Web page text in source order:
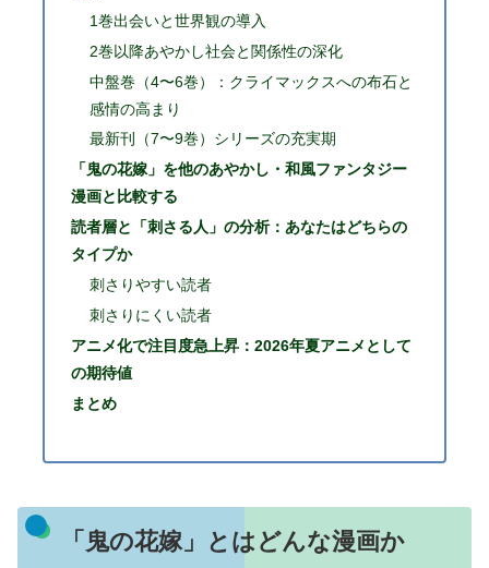
1巻出会いと世界観の導入
2巻以降あやかし社会と関係性の深化
中盤巻（4〜6巻）：クライマックスへの布石と
感情の高まり
最新刊（7〜9巻）シリーズの充実期
「鬼の花嫁」を他のあやかし・和風ファンタジー
漫画と比較する
読者層と「刺さる人」の分析：あなたはどちらの
タイプか
刺さりやすい読者
刺さりにくい読者
アニメ化で注目度急上昇：2026年夏アニメとして
の期待値
まとめ
「鬼の花嫁」とはどんな漫画か